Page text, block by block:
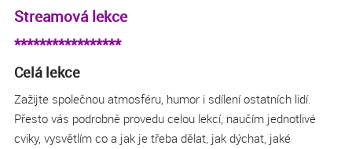
Streamová lekce
*****************
Celá lekce
Zažijte společnou atmosféru, humor i sdílení ostatních lidí.
Přesto vás podrobně provedu celou lekcí, naučím jednotlivé
cviky, vysvětlím co a jak je třeba dělat, jak dýchat, jaké